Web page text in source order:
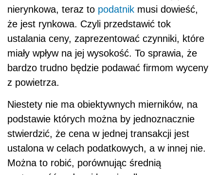
nierynkowa, teraz to podatnik musi dowieść,
że jest rynkowa. Czyli przedstawić tok
ustalania ceny, zaprezentować czynniki, które
miały wpływ na jej wysokość. To sprawia, że
bardzo trudno będzie podawać firmom wyceny
z powietrza.
Niestety nie ma obiektywnych mierników, na
podstawie których można by jednoznacznie
stwierdzić, że cena w jednej transakcji jest
ustalona w celach podatkowych, a w innej nie.
Można to robić, porównując średnią